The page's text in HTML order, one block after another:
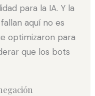
para la IA. Y la
aquí no es
optimizaron para
que los bots